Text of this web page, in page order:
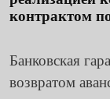
контрактом
Банковская
возвратом